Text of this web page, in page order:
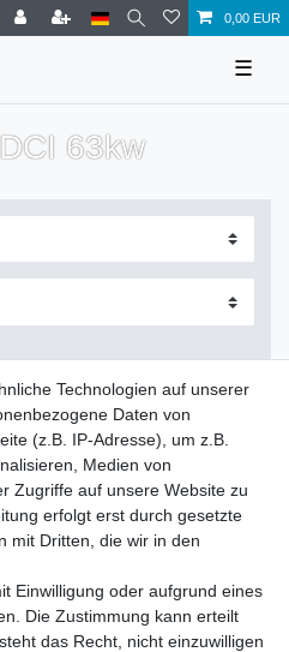
0,00 EUR
☰
63kw
Widerrufs­recht
Technologien auf unserer
Daten von
(z.B. IP-Adresse), um z.B.
Medien von
Zugriffe auf unsere Website zu
erfolgt erst durch gesetzte
mit Dritten, die wir in den
Einwilligung oder aufgrund eines
Die Zustimmung kann erteilt
das Recht, nicht einzuwilligen